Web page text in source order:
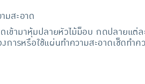
มสะอาด
ข้ามาหุ้มปลายหัวไม้ม็อบ กดปลายแต่ล
ารหรือใช้แผ่นทำความสะอาดเช็ดทำค